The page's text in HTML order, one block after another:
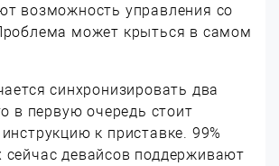
возможность управления со
может крыться в самом
синхронизировать два
в первую очередь стоит
к приставке. 99%
девайсов поддерживают